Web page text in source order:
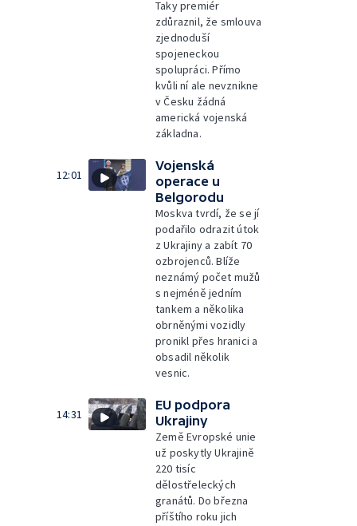
Taky premiér
zdůraznil, že smlouva
zjednoduší
spojeneckou
spolupráci. Přímo
kvůli ní ale nevznikne
v Česku žádná
americká vojenská
základna.
12:01
Vojenská
operace u
Belgorodu
Moskva tvrdí, že se jí
podařilo odrazit útok
z Ukrajiny a zabít 70
ozbrojenců. Blíže
neznámý počet mužů
s nejméně jedním
tankem a několika
obrněnými vozidly
pronikl přes hranici a
obsadil několik
vesnic.
14:31
EU podpora
Ukrajiny
Země Evropské unie
už poskytly Ukrajině
220 tisíc
dělostřeleckých
granátů. Do března
příštího roku jich